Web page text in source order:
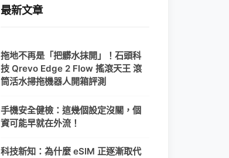
最新文章
拖地不再是「把髒水抹開」！石頭科
技 Qrevo Edge 2 Flow 搖滾天王 滾
筒活水掃拖機器人開箱評測
手機安全健檢：這幾個設定沒關，個
資可能早就在外流！
科技新知：為什麼 eSIM 正逐漸取代